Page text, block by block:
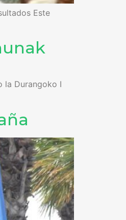
Este
la Durangoko I